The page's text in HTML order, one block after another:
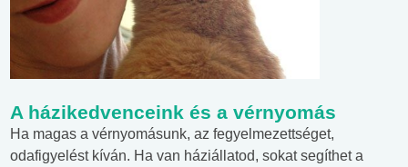
A házikedvenceink és a vérnyomás
Ha magas a vérnyomásunk, az fegyelmezettséget,
odafigyelést kíván. Ha van háziállatod, sokat segíthet a